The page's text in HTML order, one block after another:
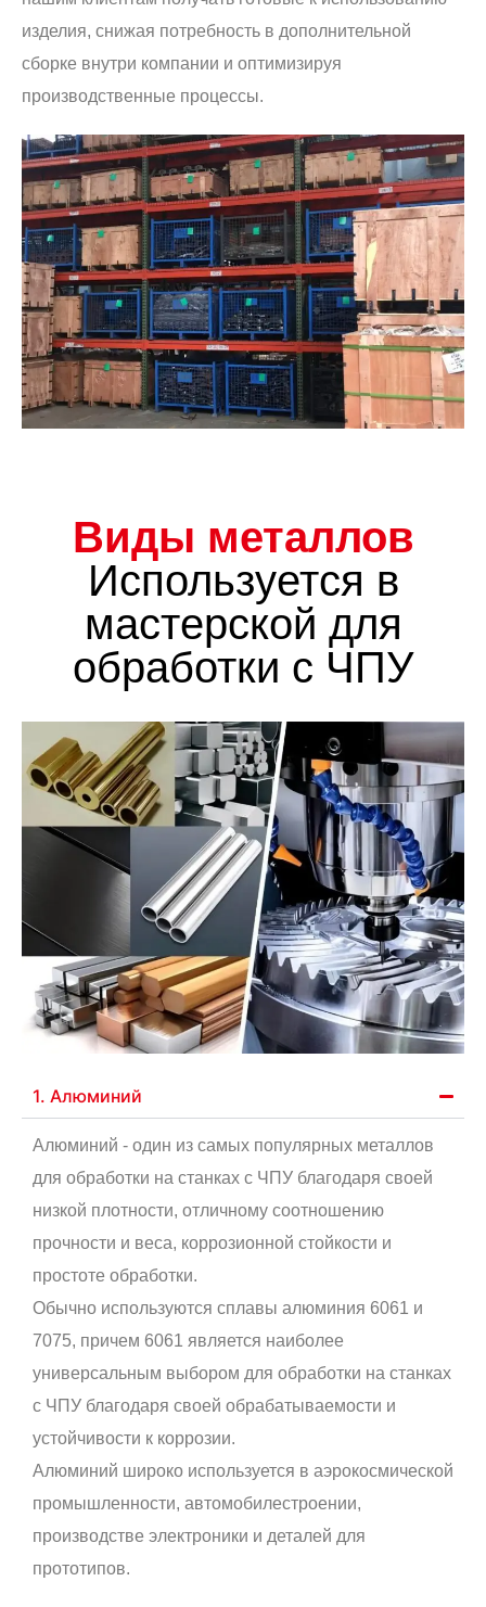
изделия, снижая потребность в дополнительной
сборке внутри компании и оптимизируя
производственные процессы.
Виды металлов
Используется в
мастерской для
обработки с ЧПУ
1. Алюминий
Алюминий - один из самых популярных металлов
для обработки на станках с ЧПУ благодаря своей
низкой плотности, отличному соотношению
прочности и веса, коррозионной стойкости и
простоте обработки.
Обычно используются сплавы алюминия 6061 и
7075, причем 6061 является наиболее
универсальным выбором для обработки на станках
с ЧПУ благодаря своей обрабатываемости и
устойчивости к коррозии.
Алюминий широко используется в аэрокосмической
промышленности, автомобилестроении,
производстве электроники и деталей для
прототипов.